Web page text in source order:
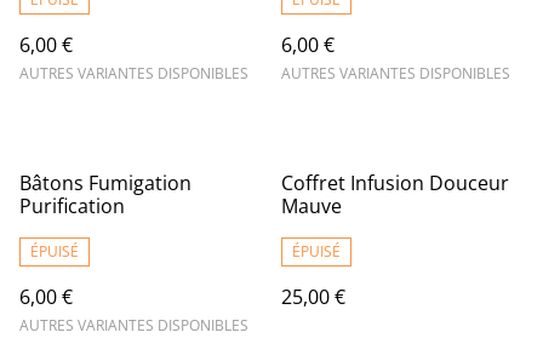
6,00 €
AUTRES VARIANTES DISPONIBLES
6,00 €
AUTRES VARIANTES DISPONIBLES
Bâtons Fumigation
Purification
ÉPUISÉ
6,00 €
AUTRES VARIANTES DISPONIBLES
Coffret Infusion Douceur
Mauve
ÉPUISÉ
25,00 €